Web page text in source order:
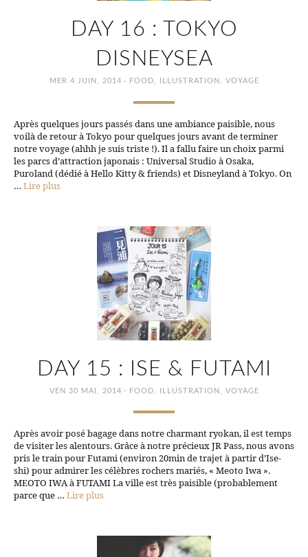
DAY 16 : TOKYO
DISNEYSEA
MER 4 JUIN, 2014 · FOOD, ILLUSTRATION , VOYAGE
Après quelques jours passés dans une ambiance paisible, nous
voilà de retour à Tokyo pour quelques jours avant de terminer
notre voyage (ahhh je suis triste !). Il a fallu faire un choix parmi
les parcs d’attraction japonais : Universal Studio à Osaka,
Puroland (dédié à Hello Kitty & friends) et Disneyland à Tokyo. On
… Lire plus
DAY 15 : ISE & FUTAMI
VEN 30 MAI, 2014 · FOOD ILLUSTRATION VOYAGE
Après avoir posé bagage dans notre charmant ryokan, il est temps
de visiter les alentours. Grâce à notre précieux JR Pass, nous avons
pris le train pour Futami (environ 20min de trajet à partir d’Ise-
shi) pour admirer les célèbres rochers mariés, « Meoto Iwa ».
MEOTO IWA à FUTAMI La ville est très paisible (probablement
parce que … Lire plus